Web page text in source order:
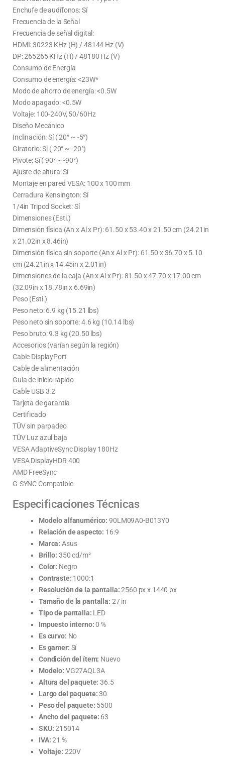
Enchufe de audífonos: Sí
Frecuencia de la Señal
Frecuencia de señal digital:
HDMI: 30223 KHz (H) / 48144 Hz (V)
DP: 265265 KHz (H) / 48180 Hz (V)
Consumo de Energía
Consumo de energía: <23W*
Modo de ahorro de energía: <0.5W
Modo apagado: <0.5W
Voltaje: 100-240V, 50/60Hz
Diseño Mecánico
Inclinación: Sí ( 20° ~ -5°)
Giratorio: Sí ( 20° ~ -20°)
Pivote: Sí ( 90° ~ -90°)
Ajuste de altura: Sí
Montaje en pared VESA: 100 x 100 mm
Cerradura Kensington: Sí
1/4in Tripod Socket: Sí
Dimensiones (Esti.)
Dimensión física (An x Al x Pr): 61.50 x 53.40 x 21.50 cm (24.21in
x 21.02in x 8.46in)
Dimensión física sin soporte (An x Al x Pr): 61.50 x 36.70 x 5.10
cm (24.21in x 14.45in x 2.01in)
Dimensiones de la caja (An x Al x Pr): 81.50 x 47.70 x 17.00 cm
(32.09in x 18.78in x 6.69in)
Peso (Esti.)
Peso neto: 6.9 kg (15.21 lbs)
Peso neto sin soporte: 4.6 kg (10.14 lbs)
Peso bruto: 9.3 kg (20.50 lbs)
Accesorios (varían según la región)
Cable DisplayPort
Cable de alimentación
Guía de inicio rápido
Cable USB 3.2
Tarjeta de garantía
Certificado
TÜV sin parpadeo
TÜV Luz azul baja
VESA AdaptiveSync Display 180Hz
VESA DisplayHDR 400
AMD FreeSync
G-SYNC Compatible
Especificaciones Técnicas
Modelo alfanumérico: 90LM09A0-B013Y0
Relación de aspecto: 16:9
Marca: Asus
Brillo: 350 cd/m²
Color: Negro
Contraste: 1000:1
Resolución de la pantalla:2560 px x 1440 px
Tamaño de la pantalla: 27 in
Tipo de pantalla: LED
Impuesto interno:0 %
Es curvo: No
Es gamer: Sí
Condición del ítem: Nuevo
Modelo: VG27AQL3A
Altura del paquete: 36.5
Largo del paquete:30
Peso del paquete: 5500
Ancho del paquete: 63
SKU:215014
IVA:21 %
Voltaje: 220V